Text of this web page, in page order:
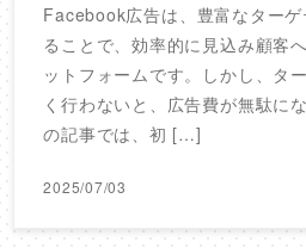
Facebook広告は、豊富なター
ることで、効率的に見込み顧客
ットフォームです。しかし、タ
く行わないと、広告費が無駄に
の記事では、初 […]
2025/07/03